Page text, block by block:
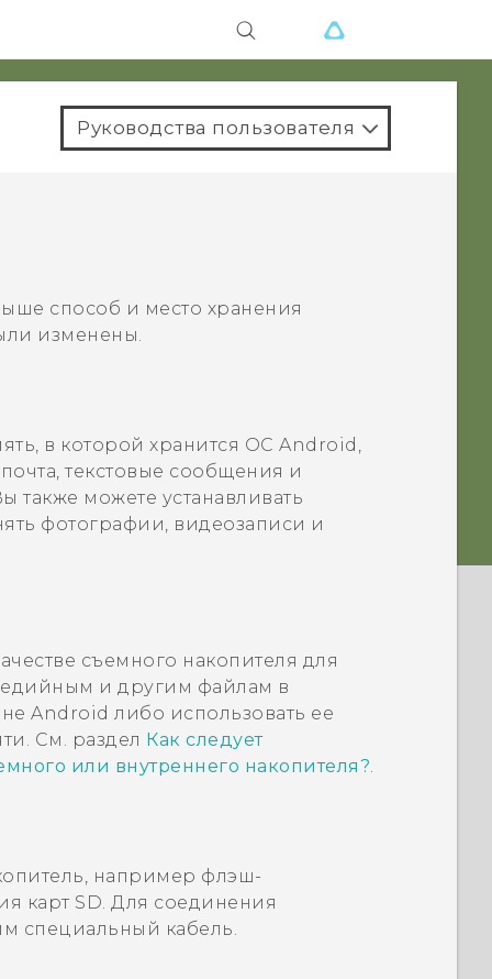
Руководства пользователя
способ и место хранения
изменены.
в которой хранится ОСAndroid ,
текстовые сообщения и
можете устанавливать
фотографии, видеозаписи и
съемного накопителя для
и другим файлам в
Android либо использовать ее
См. раздел Как следует
или внутреннего накопителя?.
например флэш-
карт SD. Для соединения
специальный кабель.